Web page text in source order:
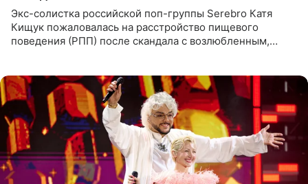
Экс-солистка российской поп-группы Serebro Катя
Кищук пожаловалась на расстройство пищевого
поведения (РПП) после скандала с возлюбленным,